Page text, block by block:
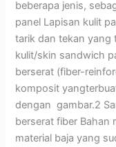
beberapa jenis,
panel Lapisan kulit
tarik dan tekan yang
kulit/skin sandwich
berserat (fiber-
komposit
dengan gambar.2
berserat fiber Bahan
material baja yang